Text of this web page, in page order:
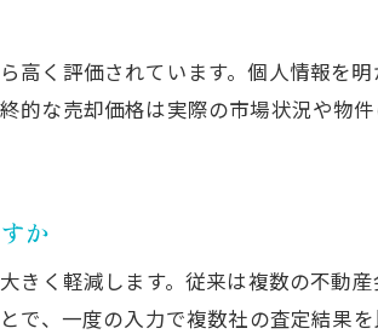
不動産売却でAI査定を選択す
AI査定利用時に理解したいリ
不動産売却におけるAIのデー
AIが不動産売却の価格予測に
高く評価されています。個人情報を
的な売却価格は実際の市場状況や物
か
きく軽減します。従来は複数の不動
で、一度の入力で複数社の査定結果を